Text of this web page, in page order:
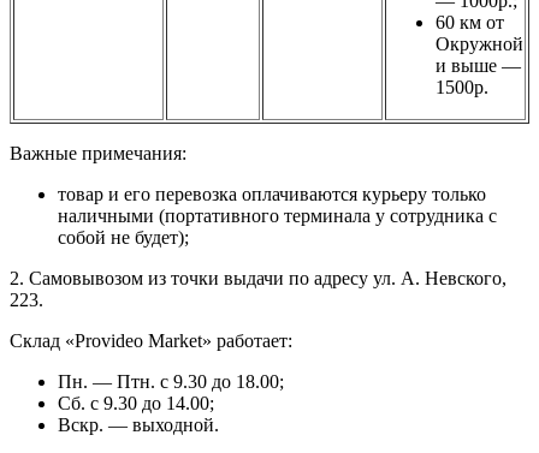
60 км от
Окружной
и выше —
1500р.
Важные примечания:
товар и его перевозка оплачиваются курьеру только
наличными (портативного терминала у сотрудника с
собой не будет);
2. Самовывозом из точки выдачи по адресу ул. А. Невского,
223.
Склад «Provideo Market» работает:
Пн. — Птн. с 9.30 до 18.00;
Сб. с 9.30 до 14.00;
Вскр. — выходной.